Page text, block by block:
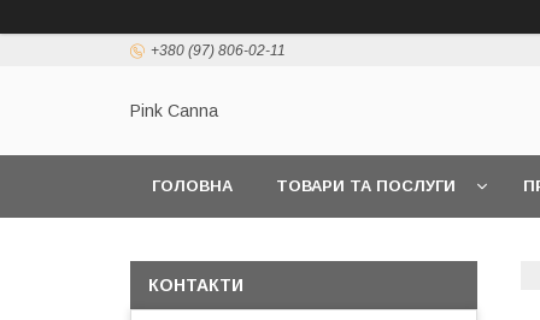
+380 (97) 806-02-11
Pink Canna
ГОЛОВНА ТОВАРИ ТА ПОСЛУГИ
КОНТАКТИ